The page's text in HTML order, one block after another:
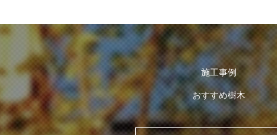
施工事例
おすすめ樹木